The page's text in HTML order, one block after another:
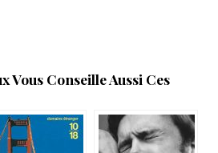
Vous Conseille Aussi Ces